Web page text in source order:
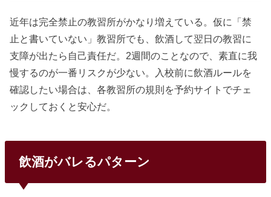
近年は完全禁止の教習所がかなり増えている。仮に「禁
止と書いていない」教習所でも、飲酒して翌日の教習に
支障が出たら自己責任だ。2週間のことなので、素直に我
慢するのが一番リスクが少ない。入校前に飲酒ルールを
確認したい場合は、各教習所の規則を予約サイトでチェ
ックしておくと安心だ。
飲酒がバレるパターン